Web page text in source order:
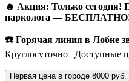
🔥 Акция: Только сегодня!
нарколога —
☎️ Горячая линия в Лобне
Круглосуточно | Доступные
Первая цена в городе 8000 руб.